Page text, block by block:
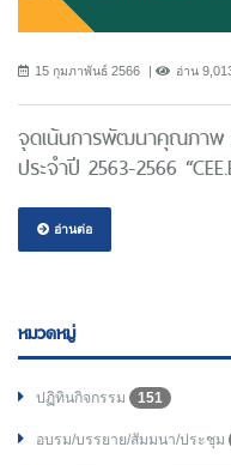
15 กุมภาพันธ์ 2566 อ่าน
จุดเน้นการพัฒนาคุณภาพ
ประจำปี 2563-2566
อ่านต่อ
หมวดหมู่
ปฏิทินกิจกรรม 151
อบรม/บรรยาย/สัมมนา/ประชุม